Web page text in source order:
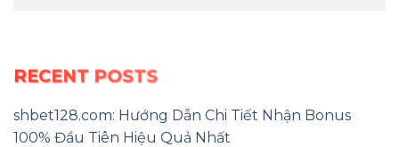
RECENT POSTS
shbet128.com: Hướng Dẫn Chi Tiết Nhận Bonus
100% Đầu Tiên Hiệu Quả Nhất